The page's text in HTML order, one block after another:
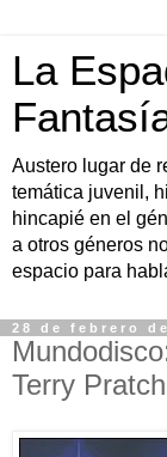
La
Austero lugar de
temática juvenil,
hincapié en el
a otros géneros
espacio para
28 de febrero
Terry